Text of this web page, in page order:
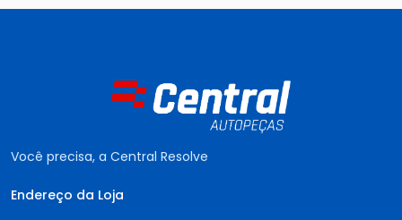
Você precisa, a Central Resolve
Endereço da Loja